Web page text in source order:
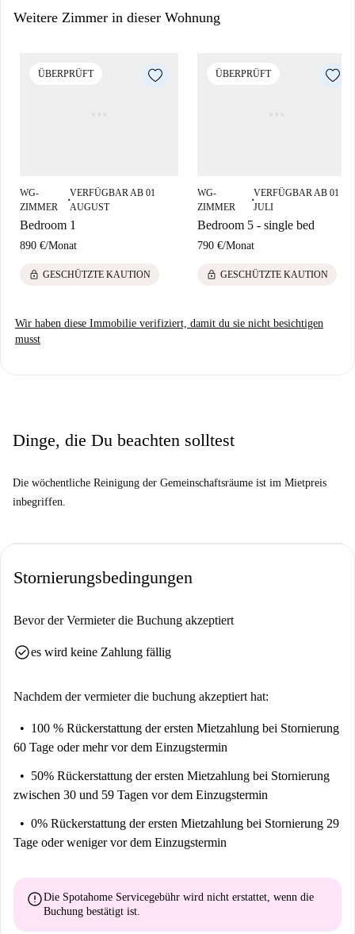
Vorzüge und den Charme dieses lebendigen Viertels.
Weitere Zimmer in dieser Wohnung
ÜBERPRÜFT
WG-
ZIMMER
■
VERFÜGBAR AB 01
AUGUST
Bedroom 1
890 €/Monat
lock GESCHÜTZTE KAUTION
ÜBERPRÜFT
WG-
ZIMMER
■
VERFÜGBAR AB 01
JULI
Bedroom 5 - single bed
790 €/Monat
lock GESCHÜTZTE KAUTION
Wir haben diese Immobilie verifiziert, damit du sie nicht besichtigen
musst
Dinge, die Du beachten solltest
Die wöchentliche Reinigung der Gemeinschaftsräume ist im Mietpreis
inbegriffen.
Stornierungsbedingungen
Bevor der Vermieter die Buchung akzeptiert
check_circlees wird keine Zahlung fällig
Nachdem der vermieter die buchung akzeptiert hat:
100 % Rückerstattung der ersten Mietzahlung bei Stornierung
60 Tage oder mehr vor dem Einzugstermin
50% Rückerstattung der ersten Mietzahlung bei Stornierung
zwischen 30 und 59 Tagen vor dem Einzugstermin
0% Rückerstattung der ersten Mietzahlung bei Stornierung 29
Tage oder weniger vor dem Einzugstermin
errorDie Spotahome Servicegebühr wird nicht erstattet , wenn die
Buchung bestätigt ist.